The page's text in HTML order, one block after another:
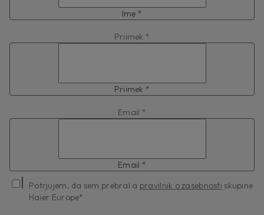
Ime *
Priimek *
Priimek *
Email *
Email *
Potrjujem, da sem prebral a pravilnik o zasebnosti skupine
Haier Europe*